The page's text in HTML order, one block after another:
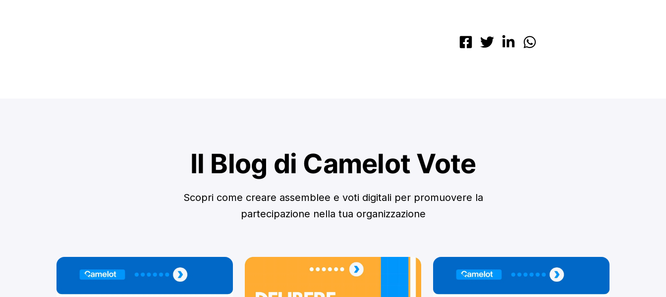
Il Blog di Camelot Vote
Scopri come creare assemblee e voti digitali per promuovere la
partecipazione nella tua organizzazione